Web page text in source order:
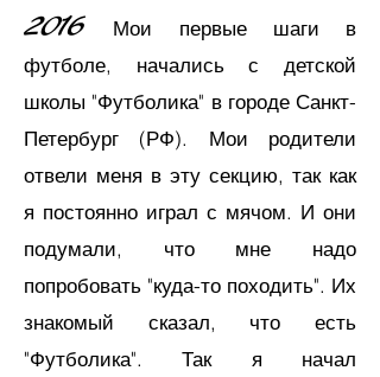
2016
Мои первые шаги в
футболе, начались с детской
школы "Футболика" в городе Санкт-
Петербург (РФ). Мои родители
отвели меня в эту секцию, так как
я постоянно играл с мячом. И они
подумали, что мне надо
попробовать "куда-то походить". Их
знакомый сказал, что есть
"Футболика". Так я начал